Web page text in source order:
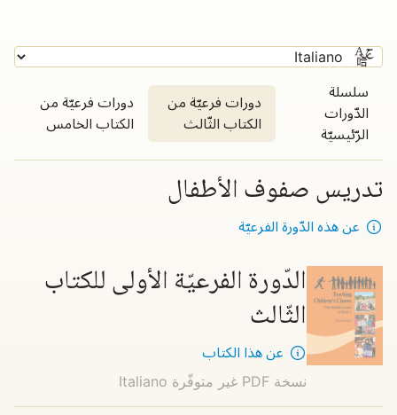
سلسلة
الدّورات
الرّئيسيّة
دورات فرعيّة من
الكتاب الثّالث
دورات فرعيّة من
الكتاب الخامس
تدريس صفوف الأطفال
عن هذه الدّورة الفرعيّة
الدّورة الفرعيّة الأولى للكتاب
الثّالث
عن هذا الكتاب
نسخة PDF غير متوفّرة Italiano